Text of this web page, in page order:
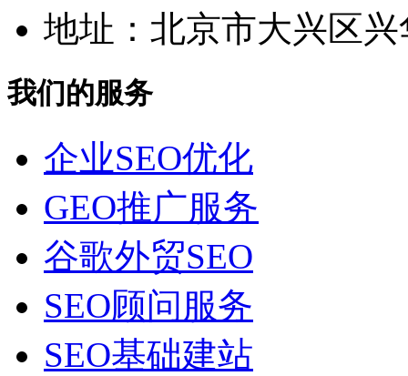
地址：北京市大兴区
我们的服务
企业SEO优化
GEO推广服务
谷歌外贸SEO
SEO顾问服务
SEO基础建站